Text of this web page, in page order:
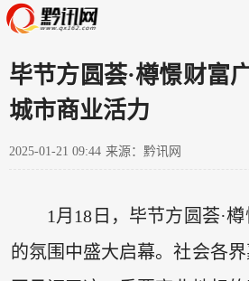
毕节方圆荟·樽憬财富
城市商业活力
2025-01-21 09:44 来源：黔讯网
1月18日，毕节方圆荟·
的氛围中盛大启幕。社会各